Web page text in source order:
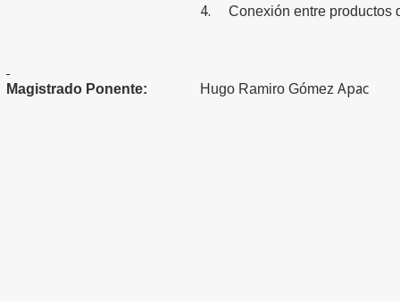
4. Conexión entre productos
Magistrado Ponente: Hugo Ramiro GómezApac